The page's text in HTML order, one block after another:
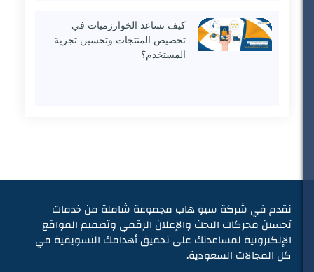
كيف تساعد الخوارزميات في
تخصيص المنتجات وتحسين تجربة
المستخدم؟
نقدم في شركة سيو هاب مجموعة شاملة من خدمات
تحسين محركات البحث والإعلان الرقمي وتصميم المواقع
الإلكترونية لمساعدتك على تحقيق أهدافك التسويقية في
كل المجالات السعودية.